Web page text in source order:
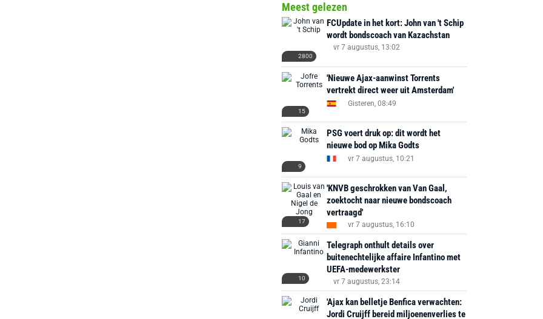
Meest gelezen
2800
FCUpdate in het kort: John van 't Schip
wordt bondscoach van Kazachstan
vr 7 augustus, 13:02
15
'Nieuwe Ajax-aanwinst Torrents
vertrekt direct weer uit Amsterdam'
Gisteren, 08:49
9
PSG voert druk op: dit wordt het
nieuwe bod op Mika Godts
vr 7 augustus, 10:21
17
'KNVB geschrokken van Van Gaal,
zoektocht naar nieuwe bondscoach
vertraagd'
vr 7 augustus, 16:10
10
Telegraph onthult details over
buitenechtelijke affaire Infantino met
UEFA-medewerkster
vr 7 augustus, 23:14
'Ajax kan belletje Benfica verwachten:
Jordi Cruijff bereid miljoenenverlies te